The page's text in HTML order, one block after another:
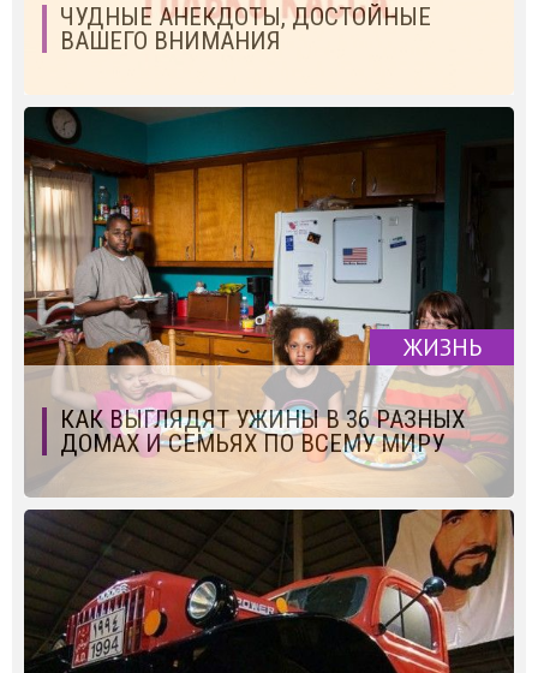
ЧУДНЫЕ АНЕКДОТЫ, ДОСТОЙНЫЕ
ВАШЕГО ВНИМАНИЯ
ЖИЗНЬ
КАК ВЫГЛЯДЯТ УЖИНЫ В 36 РАЗНЫХ
ДОМАХ И СЕМЬЯХ ПО ВСЕМУ МИРУ